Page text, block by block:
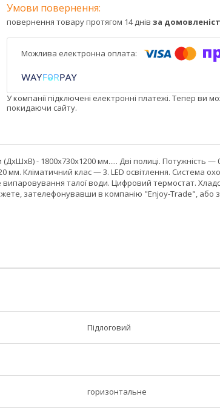
повернення товару протягом 14 днів за
У компанії підключені електронні платежі. Тепер ви
покидаючи сайту.
- 1800х730х1200 мм..... Дві полиці. Потужність —
Кліматичний клас — 3. LED освітлення. Система
талої води. Цифровий термостат.
зателефонувавши в компанію "Enjoy-Trade",
Підлоговий
горизонтальне